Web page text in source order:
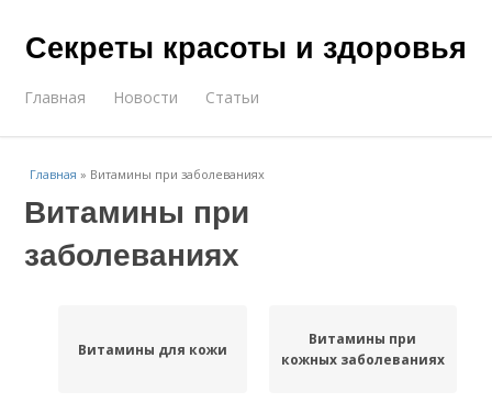
Секреты красоты и здоровья
Главная Новости Статьи
Главная » Витамины при заболеваниях
Витамины при
заболеваниях
Витамины для кожи
Витамины при
кожных заболеваниях